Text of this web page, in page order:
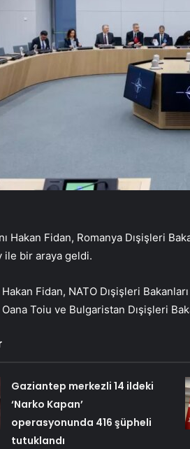
Hakan Fidan, Romanya Dışişleri
ile bir araya geldi.
Hakan Fidan, NATO Dışişleri
Oana Toiu ve Bulgaristan Dışişleri
Gaziantep merkezli 14 ildeki
‘Narko Kapan’
operasyonunda 416 şüpheli
tutuklandı